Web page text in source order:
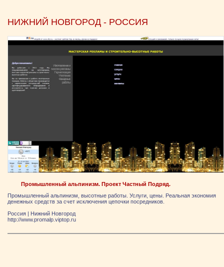
НИЖНИЙ НОВГОРОД - РОССИЯ
Промышленный альпинизм. Проект Частный Подряд.
Промышленный альпинизм, высотные работы. Услуги, цены. Реальная экономия
денежных средств за счет исключения цепочки посредников.
Россия | Нижний Новгород
http://www.promalp.viptop.ru